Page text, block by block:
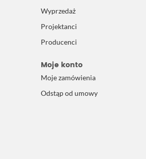
Wyprzedaż
Projektanci
Producenci
Moje konto
Moje zamówienia
Odstąp od umowy